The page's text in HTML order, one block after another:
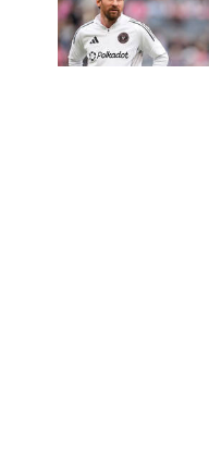
പൂർത്തിയാക്കി ട്രംപ്,
ഇനി യു.എസിലേക്ക്